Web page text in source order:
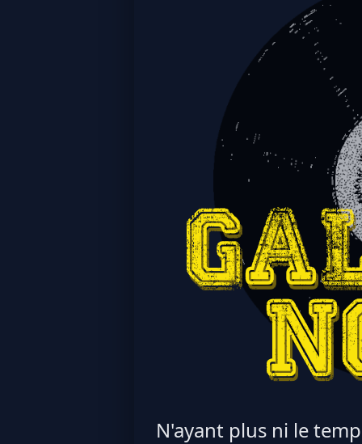
N'ayant plus ni le